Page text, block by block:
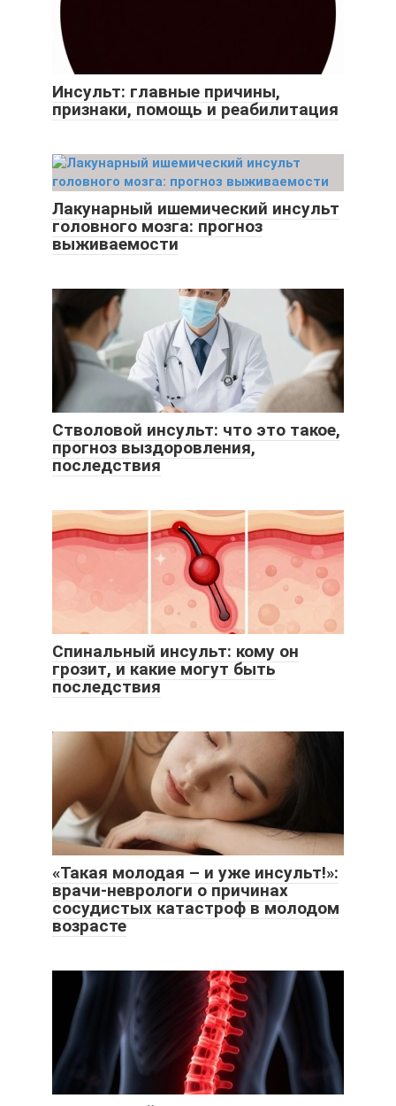
Инсульт: главные причины,
признаки, помощь и реабилитация
Лакунарный ишемический инсульт
головного мозга: прогноз
выживаемости
Стволовой инсульт: что это такое,
прогноз выздоровления,
последствия
Спинальный инсульт: кому он
грозит, и какие могут быть
последствия
«Такая молодая – и уже инсульт!»:
врачи-неврологи о причинах
сосудистых катастроф в молодом
возрасте